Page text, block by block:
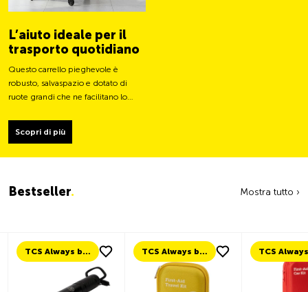
L’aiuto ideale per il
trasporto quotidiano
Questo carrello pieghevole è
robusto, salvaspazio e dotato di
ruote grandi che ne facilitano lo
Scopri di più
Bestseller. Mostra tutto ›
TCS Always by my side TCS Always by my side